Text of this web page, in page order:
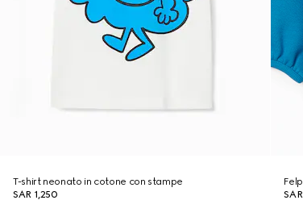
T-shirt neonato in cotone con stampe
SAR 1,250